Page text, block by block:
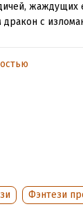
жаждущих
с
попробовать
Фэнтези